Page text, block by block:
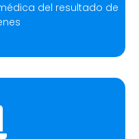
del resultado de